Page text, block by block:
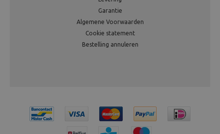
Garantie
Algemene Voorwaarden
Cookie statement
Bestelling annuleren